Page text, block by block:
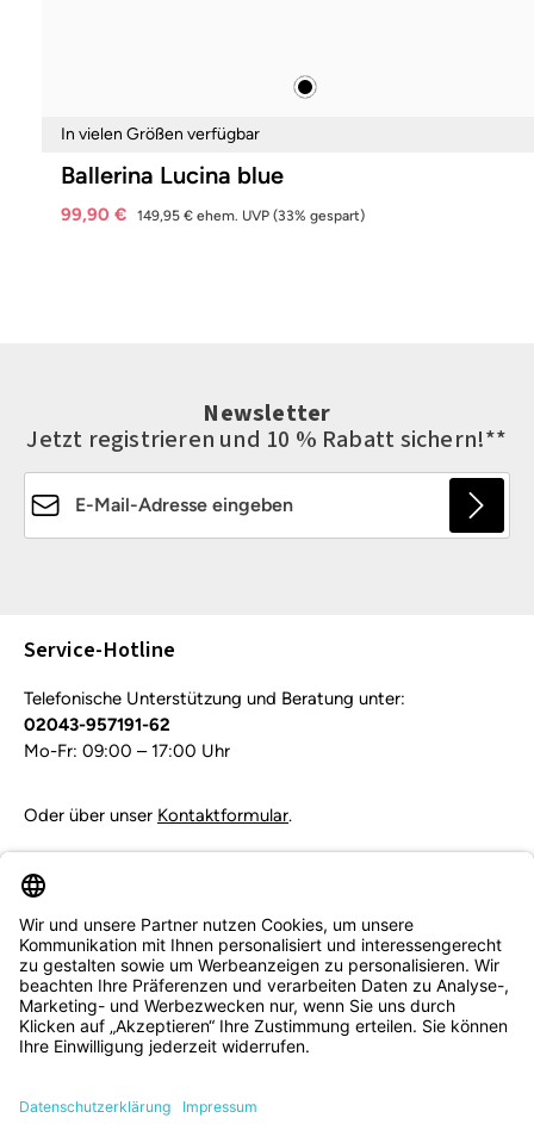
schwarz
In vielen Größen verfügbar
Ballerina Lucina blue
99,90 € 149,95 € ehem. UVP (33% gespart)
Newsletter
Jetzt registrieren und 10 % Rabatt sichern!**
Service-Hotline
Telefonische Unterstützung und Beratung unter:
02043-957191-62
Mo-Fr: 09:00 – 17:00 Uhr
Oder über unser Kontaktformular.
Service & Beratung
Informationen